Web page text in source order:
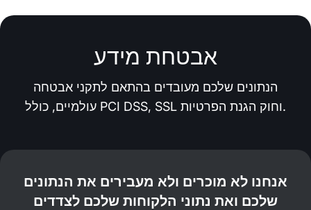
אבטחת מידע
הנתונים שלכם מעובדים בהתאם לתקני אבטחה
עולמיים, כולל PCI DSS, SSL וחוק הגנת הפרטיות.
אנחנו לא מוכרים ולא מעבירים את הנתונים
שלכם ואת נתוני הלקוחות שלכם לצדדים